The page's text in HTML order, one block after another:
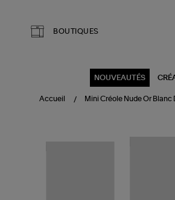
BOUTIQUES
NOUVEAUTÉS
Accueil Mini Créole Nude Or